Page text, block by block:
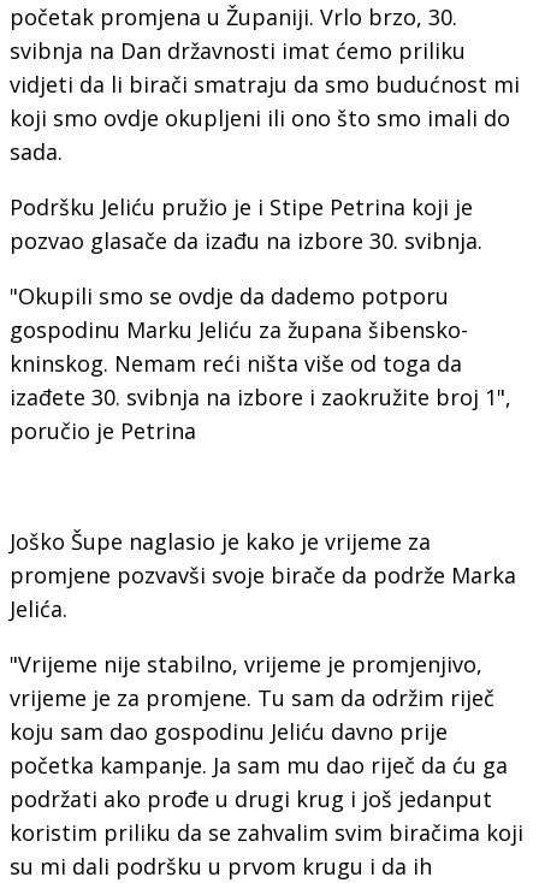
početak promjena u Županiji. Vrlo brzo, 30.
svibnja na Dan državnosti imat ćemo priliku
vidjeti da li birači smatraju da smo budućnost mi
koji smo ovdje okupljeni ili ono što smo imali do
sada.
Podršku Jeliću pružio je i Stipe Petrina koji je
pozvao glasače da izađu na izbore 30. svibnja.
"Okupili smo se ovdje da dademo potporu
gospodinu Marku Jeliću za župana šibensko-
kninskog. Nemam reći ništa više od toga da
izađete 30. svibnja na izbore i zaokružite broj 1",
poručio je Petrina
Joško Šupe naglasio je kako je vrijeme za
promjene pozvavši svoje birače da podrže Marka
Jelića.
"Vrijeme nije stabilno, vrijeme je promjenjivo,
vrijeme je za promjene. Tu sam da održim riječ
koju sam dao gospodinu Jeliću davno prije
početka kampanje. Ja sam mu dao riječ da ću ga
podržati ako prođe u drugi krug i još jedanput
koristim priliku da se zahvalim svim biračima koji
su mi dali podršku u prvom krugu i da ih